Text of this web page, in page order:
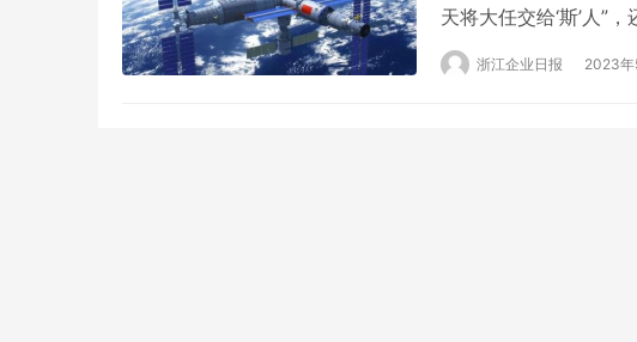
天将大任交给‘斯’人”
了，我们这个时空的
“故天降大任于此人”，
浙江企业日报 2023年